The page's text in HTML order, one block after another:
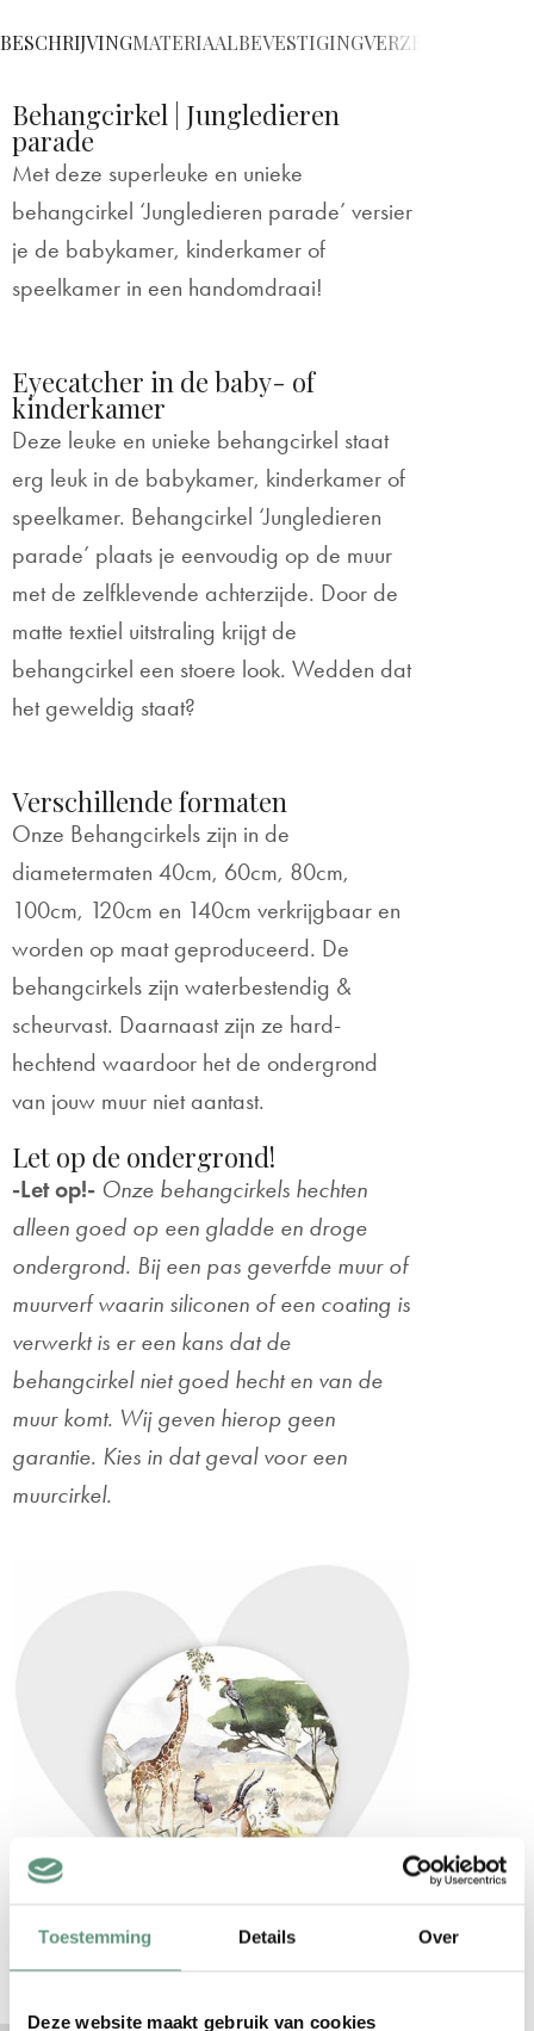
Toestemming Details Over
Deze website maakt gebruik van cookies
⌀ 120 cm
⌀ 140 cm
BESCHRIJVINGMATERIAALBEVESTIGINGVERZENDING
Behangcirkel | Jungledieren
parade
Met deze superleuke en unieke
behangcirkel ‘Jungledieren parade’ versier
je de babykamer, kinderkamer of
speelkamer in een handomdraai!
Eyecatcher in de baby- of
kinderkamer
Deze leuke en unieke behangcirkel staat
erg leuk in de babykamer, kinderkamer of
speelkamer. Behangcirkel ‘Jungledieren
parade’ plaats je eenvoudig op de muur
met de zelfklevende achterzijde. Door de
matte textiel uitstraling krijgt de
behangcirkel een stoere look. Wedden dat
het geweldig staat?
Verschillende formaten
Onze Behangcirkels zijn in de
diametermaten 40cm, 60cm, 80cm,
100cm, 120cm en 140cm verkrijgbaar en
worden op maat geproduceerd. De
behangcirkels zijn waterbestendig &
scheurvast. Daarnaast zijn ze hard-
hechtend waardoor het de ondergrond
van jouw muur niet aantast.
Let op de ondergrond!
-Let op!- Onze behangcirkels hechten
alleen goed op een gladde en droge
ondergrond. Bij een pas geverfde muur of
muurverf waarin siliconen of een coating is
verwerkt is er een kans dat de
behangcirkel niet goed hecht en van de
muur komt. Wij geven hierop geen
garantie. Kies in dat geval voor een
muurcirkel.